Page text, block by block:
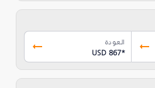
العودة
USD 867*